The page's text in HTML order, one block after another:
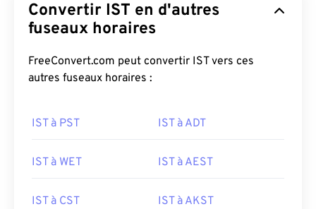
Convertir IST en d'autres
fuseaux horaires
FreeConvert.com peut convertir IST vers ces
autres fuseaux horaires :
IST à PST IST à ADT
IST à WET IST à AEST
IST à CST IST à AKST